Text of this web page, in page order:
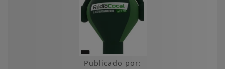
Publicado por: